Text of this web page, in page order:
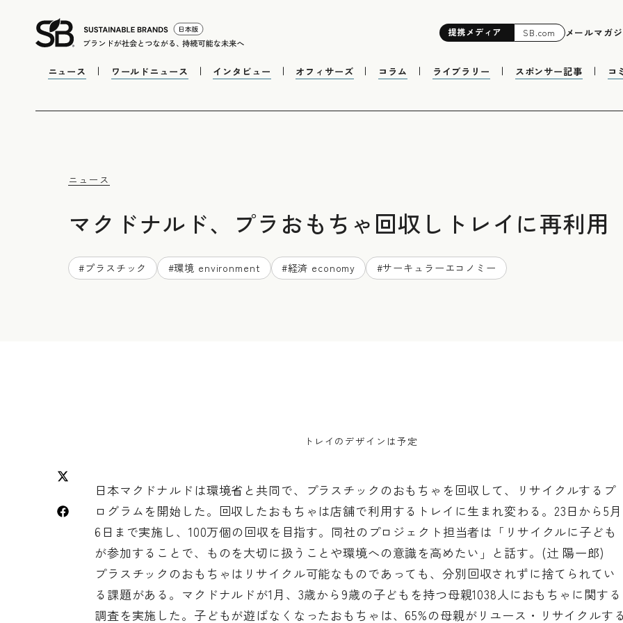
提携メディア SB.com メールマガ
ニュース ワールドニュース インタビュー オフィサーズ コラム ライブラリー スポンサー記事 コ
ニュース
マクドナルド、プラおもちゃ回収しトレイに再利用
#プラスチック #環境 environment #経済 economy #サーキュラーエコノミー
トレイのデザインは予定
日本マクドナルドは環境省と共同で、プラスチックのおもちゃを回収して、リサイクルするプ
ログラムを開始した。回収したおもちゃは店舗で利用するトレイに生まれ変わる。23日から5月
6日まで実施し、100万個の回収を目指す。同社のプロジェクト担当者は「リサイクルに子ども
が参加することで、ものを大切に扱うことや環境への意識を高めたい」と話す。(辻 陽一郎)
プラスチックのおもちゃはリサイクル可能なものであっても、分別回収されずに捨てられてい
る課題がある。マクドナルドが1月、3歳から9歳の子どもを持つ母親1038人におもちゃに関する
調査を実施した。子どもが遊ばなくなったおもちゃは、65%の母親がリユース・リサイクルす